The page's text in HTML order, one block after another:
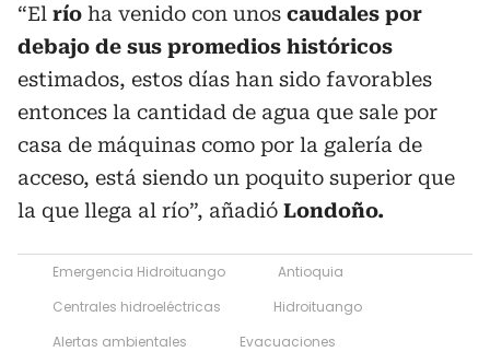
“El río ha venido con unos caudales por
debajo de sus promedios históricos
estimados, estos días han sido favorables
entonces la cantidad de agua que sale por
casa de máquinas como por la galería de
acceso, está siendo un poquito superior que
la que llega al río”, añadió Londoño.
Emergencia Hidroituango
Antioquia
Centrales hidroeléctricas
Hidroituango
Alertas ambientales
Evacuaciones